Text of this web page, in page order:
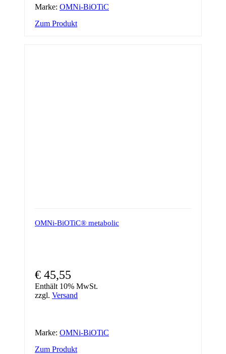
Marke: OMNi-BiOTiC
Zum Produkt
OMNi-BiOTiC® metabolic
€ 45,55
Enthält 10% MwSt.
zzgl. Versand
Marke: OMNi-BiOTiC
Zum Produkt